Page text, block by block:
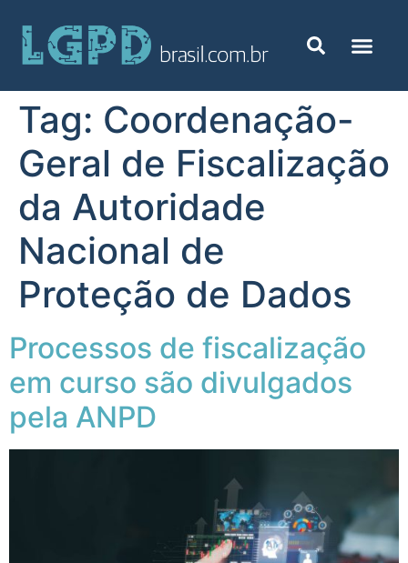
Tag: Coordenação-
Geral de Fiscalização
da Autoridade
Nacional de
Proteção de Dados
Processos de fiscalização
em curso são divulgados
pela ANPD